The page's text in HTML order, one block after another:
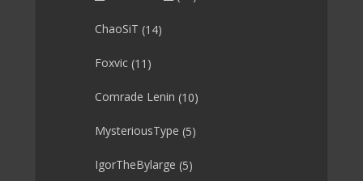
ChaoSiT (14)
Foxvic (11)
Comrade Lenin (10)
MysteriousType (5)
IgorTheBylarge (5)